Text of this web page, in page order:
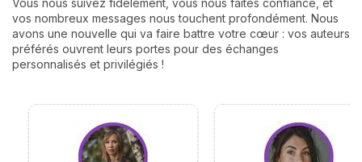
Vous nous suivez fidèlement, vous nous faites confiance, et
vos nombreux messages nous touchent profondément. Nous
avons une nouvelle qui va faire battre votre cœur : vos auteurs
préférés ouvrent leurs portes pour des échanges
personnalisés et privilégiés !